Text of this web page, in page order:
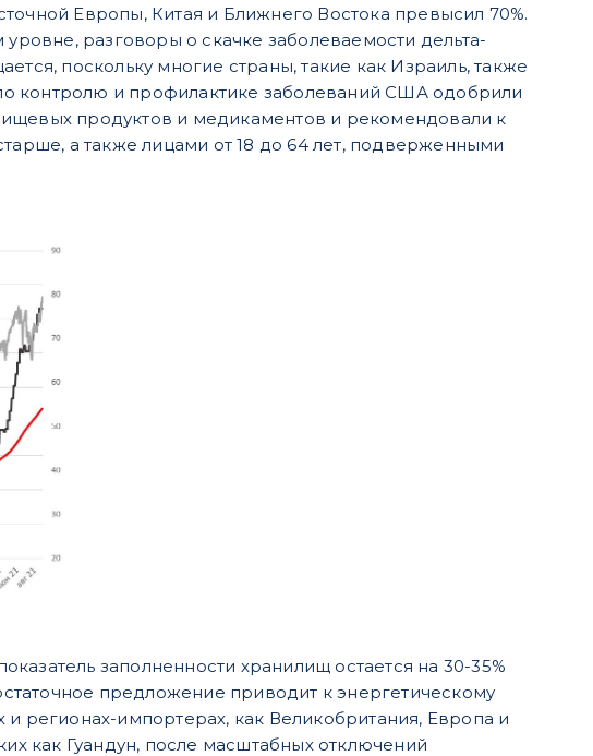
Европы, Китая и Ближнего Востока превысил 70%.
разговоры о скачке заболеваемости дельта-
поскольку многие страны, такие как Израиль, также
контролю и профилактике заболеваний США одобрили
продуктов и медикаментов и рекомендовали к
а также лицами от 18 до 64 лет, подверженными
заполненности хранилищ остается на 30-35%
предложение приводит к энергетическому
регионах-импортерах, как Великобритания, Европа и
как Гуандун, после масштабных отключений